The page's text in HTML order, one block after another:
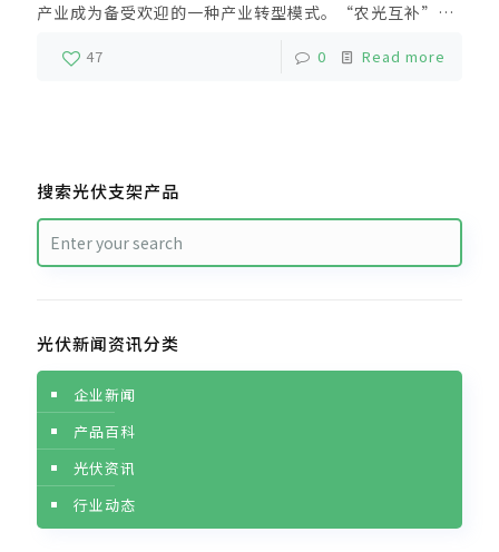
产业成为备受欢迎的一种产业转型模式。“农光互补”模
式将发电技术应用到现代化农业种植、灌溉等领域，在种
植农业基础上利用光伏推动传统产业绿色发展。
47 0 Read more
搜索光伏支架产品
光伏新闻资讯分类
企业新闻
产品百科
光伏资讯
行业动态